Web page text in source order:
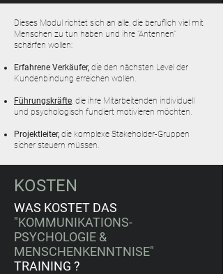
Dieses Modul richtet sich an alle, die beruflich viel mit
Menschen zu tun haben und ihre "Antennen"
schärfen wollen:
Erfahrene Verkäufer, die den nächsten Level der
Kundenbindung erreichen wollen.
Führungskräfte, die ihre Mitarbeitenden individuell
und psychologisch fundiert motivieren möchten.
Projektleiter, die komplexe Stakeholder-Gruppen
sicher steuern müssen.
KOSTEN
WAS KOSTET DAS
"KOMMUNIKATIONS-
PSYCHOLOGIE &
MENSCHENKENNTNISE"
TRAINING ?